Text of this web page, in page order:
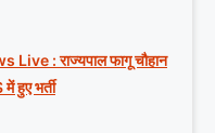
: राज्यपाल फागू चौहान
हुए भर्ती